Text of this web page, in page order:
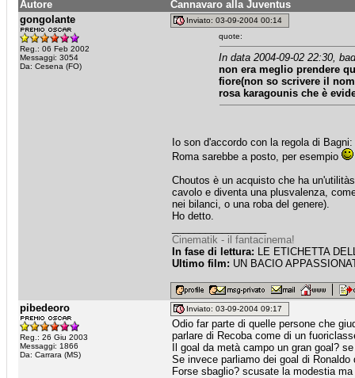
Autore
Cannavaro alla Juventus
gongolante
Reg.: 06 Feb 2002
Messaggi: 3054
Da: Cesena (FO)
Inviato: 03-09-2004 00:14
quote:
In data 2004-09-02 22:30,
non era meglio prendere
fiore(non so scrivere il
rosa karagounis che è
Io son d'accordo con la regola di
Roma sarebbe a posto, per esempio
Choutos è un acquisto che ha
cavolo e diventa una plusvalenza,
nei bilanci, o una roba del genere).
Ho detto.
Cinematik - il fantacinema!
In fase di lettura: LE ETICHETTA
Ultimo film: UN BACIO
pibedeoro
Reg.: 26 Giu 2003
Messaggi: 1866
Da: Carrara (MS)
Inviato: 03-09-2004 09:17
Odio far parte di quelle persone che
parlare di Recoba come di un
Il goal da metà campo un gran goal?
Se invece parliamo dei goal di
Forse sbaglio? scusate la modestia